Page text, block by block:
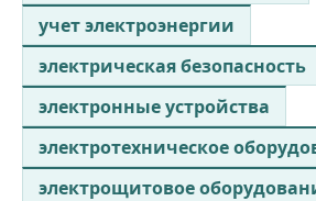
учет электроэнергии
электрическая безопасность
электронные устройства
электротехническое
электрощитовое